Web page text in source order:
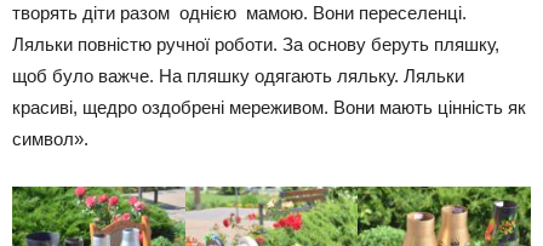
творять діти разом однією мамою. Вони переселенці.
Ляльки повністю ручної роботи. За основу беруть пляшку,
щоб було важче. На пляшку одягають ляльку. Ляльки
красиві, щедро оздобрені мереживом. Вони мають цінність як
символ».